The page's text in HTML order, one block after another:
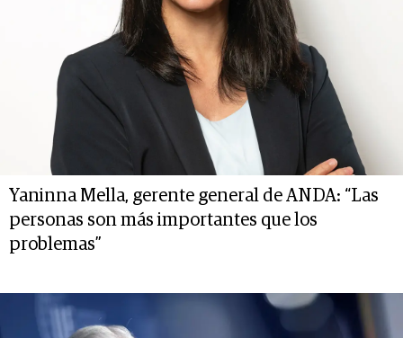
Yaninna Mella, gerente general de ANDA: “Las
personas son más importantes que los
problemas”